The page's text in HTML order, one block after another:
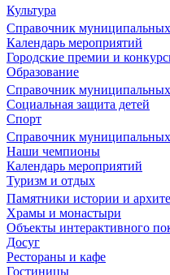
Культура
Справочник
Календарь мероприятий
Городские премии и
Образование
Справочник
Социальная защита детей
Спорт
Справочник
Наши чемпионы
Календарь мероприятий
Туризм и отдых
Памятники истории и
Храмы и монастыри
Объекты интерактивного
Досуг
Рестораны и кафе
Гостиницы